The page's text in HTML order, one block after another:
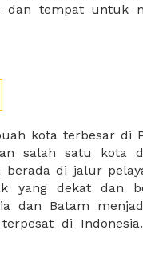
dan tempat untuk
kota terbesar di
salah satu kota
berada di jalur
yang dekat dan
dan Batam
di
secara pesat
Industri berat
industri